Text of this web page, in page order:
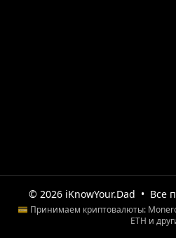
© 2026 iKnowYour.Dad • Все
💳 Принимаем криптовалюты: Monero
ETH и